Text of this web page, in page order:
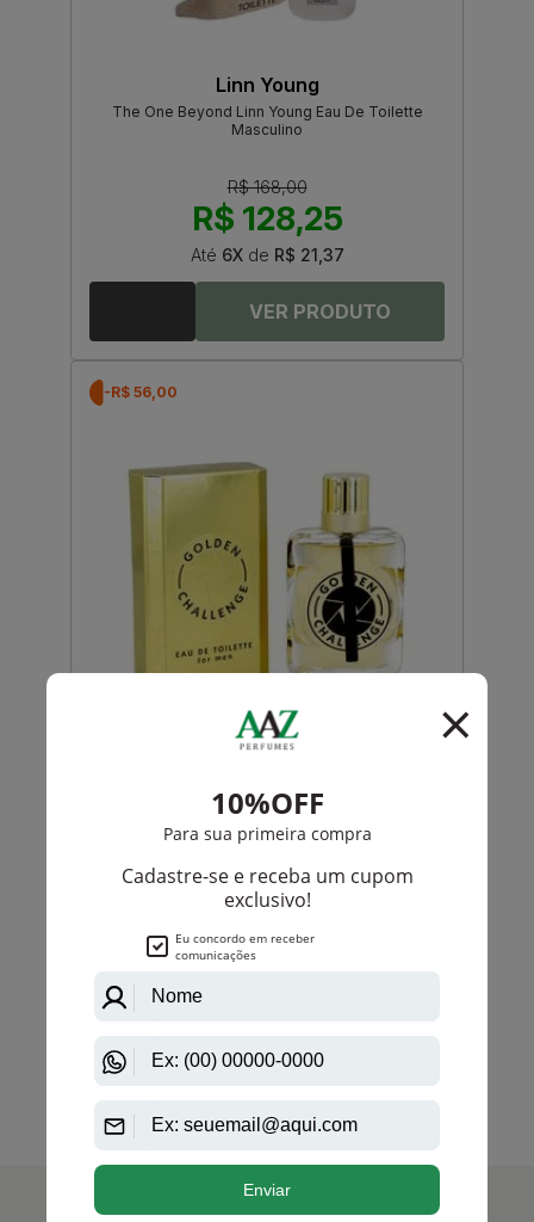
Linn Young
The One Beyond Linn Young Eau De Toilette
Masculino
R$ 168,00
R$ 128,25
Até 6Xde R$ 21,37
-R$ 56,00
Golden Challenge Omerta Eau De Toilette
Masculino
R$ 170,00
R$ 114,00
Até5XdeR$ 22,80